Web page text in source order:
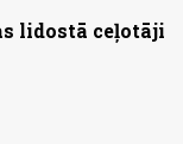
lidostā ceļotāji